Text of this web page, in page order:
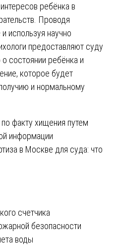
ребёнка в
Проводя
используя научно
предоставляют суду
состоянии ребёнка и
которое будет
и нормальному
факту хищения путем
информации
в Москве для суда: что
счетчика
безопасности
воды